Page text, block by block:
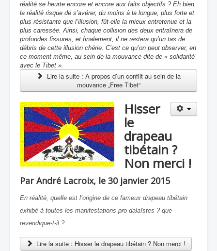
réalité se heurte encore et encore aux faits objectifs ? Eh bien,
la réalité risque de s’avérer, du moins à la longue, plus forte et
plus résistante que l’illusion, fût-elle la mieux entretenue et la
plus caressée. Ainsi, chaque collision des deux entraînera de
profondes fissures, et finalement, il ne restera qu’un tas de
débris de cette illusion chérie. C’est ce qu’on peut observer, en
ce moment même, au sein de la mouvance dite de « solidarité
avec le Tibet ».
Lire la suite : À propos d’un conflit au sein de la
mouvance „Free Tibet“
Hisser
le
drapeau
tibétain ?
Non merci !
Par André Lacroix, le 30 janvier 2015
En réalité, quelle est l’origine de ce fameux drapeau tibétain
exhibé à toutes les manifestations pro-dalaïstes ? que
revendique-t-il ?
Lire la suite : Hisser le drapeau tibétain ? Non merci !